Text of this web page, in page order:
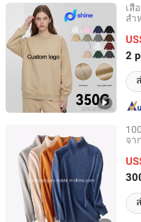
เสื้
สำ
2
Fuzhou Depshine
Fujian, China
จา
Zhejiang Wensang
Ltd.
Zhejiang, China